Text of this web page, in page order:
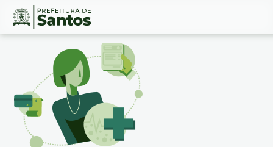
Ir
Conteúdo